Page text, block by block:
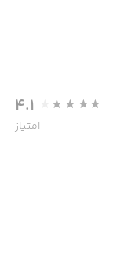
4.1
امتیاز